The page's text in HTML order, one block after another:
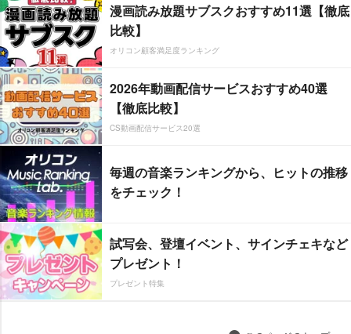
漫画読み放題サブスクおすすめ11選【徹底
比較】
オリコン顧客満足度ランキング
2026年動画配信サービスおすすめ40選
【徹底比較】
CS動画配信サービス20選
毎週の音楽ランキングから、ヒットの推移
をチェック！
試写会、登壇イベント、サインチェキなど
プレゼント！
プレゼント特集